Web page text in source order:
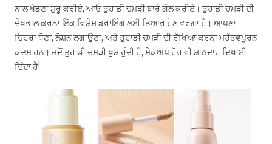
ਨਾਲ ਖੇਡਣਾ ਸ਼ੁਰੂ ਕਰੀਏ, ਆਓ ਤੁਹਾਡੀ ਚਮੜੀ ਬਾਰੇ ਗੱਲ ਕਰੀਏ। ਤੁਹਾਡੀ ਚਮੜੀ ਦੀ
ਦੇਖਭਾਲ ਕਰਨਾ ਇੱਕ ਵਿਸ਼ੇਸ਼ ਡਰਾਇੰਗ ਲਈ ਤਿਆਰ ਹੋਣ ਵਰਗਾ ਹੈ। ਆਪਣਾ
ਚਿਹਰਾ ਧੋਣਾ, ਲੋਸ਼ਨ ਲਗਾਉਣਾ, ਅਤੇ ਤੁਹਾਡੀ ਚਮੜੀ ਦੀ ਰੱਖਿਆ ਕਰਨਾ ਮਹੱਤਵਪੂਰਨ
ਕਦਮ ਹਨ। ਜਦੋਂ ਤੁਹਾਡੀ ਚਮੜੀ ਖੁਸ਼ ਹੁੰਦੀ ਹੈ, ਮੇਕਅਪ ਹੋਰ ਵੀ ਸ਼ਾਨਦਾਰ ਦਿਖਾਈ
ਦਿੰਦਾ ਹੈ!